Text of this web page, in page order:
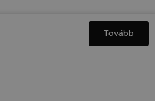
Tovább